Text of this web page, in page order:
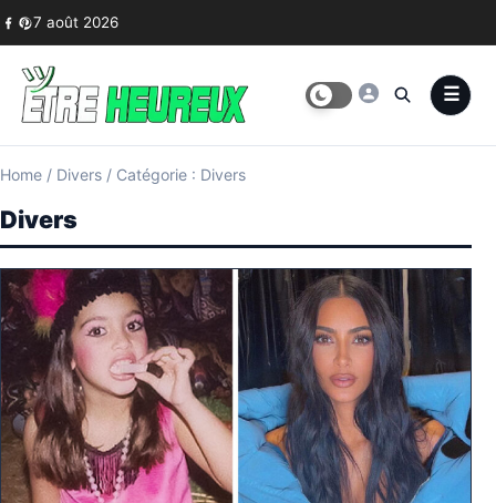
Skip to content
7 août 2026
Home / Divers / Catégorie : Divers
Divers